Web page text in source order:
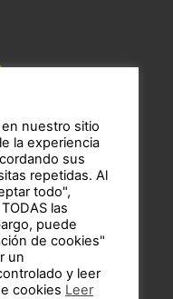
12 bajo
67
nuestro sitio
la experiencia
sus
repetidas. Al
todo",
las
puede
de cookies"
un
y leer
cookies Leer